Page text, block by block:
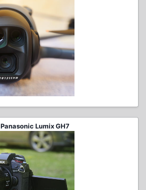
Panasonic Lumix GH7